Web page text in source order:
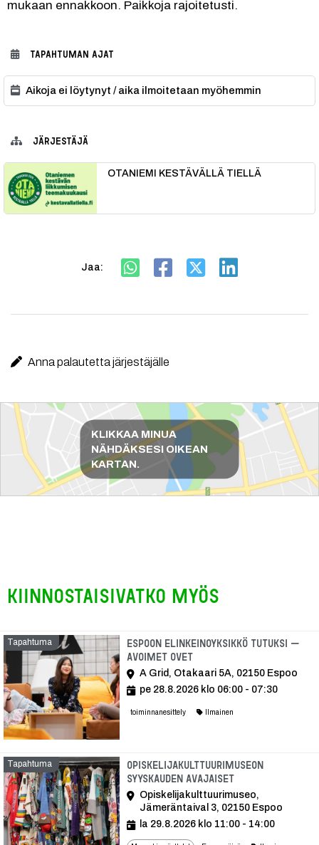
mukaan ennakkoon. Paikkoja rajoitetusti.
TAPAHTUMAN AJAT
Aikoja ei löytynyt / aika ilmoitetaan myöhemmin
JÄRJESTÄJÄ
OTANIEMI KESTÄVÄLLÄ TIELLÄ
Jaa:
Anna palautetta järjestäjälle
Reittiohjeet
KLIKKAA MINUA
NÄHDÄKSESI OIKEAN
KARTAN.
Kiinnostaisivatko myös
Tapahtuma
Espoon elinkeinoyksikkö tutuksi –
avoimet ovet
A Grid, Otakaari 5A, 02150 Espoo
pe 28.8.2026 klo 06:00 - 07:30
toiminnanesittely Ilmainen
Tapahtuma
Opiskelijakulttuurimuseon
syyskauden avajaiset
Opiskelijakulttuurimuseo,
Jämeräntaival 3, 02150 Espoo
la 29.8.2026 klo 11:00 - 14:00